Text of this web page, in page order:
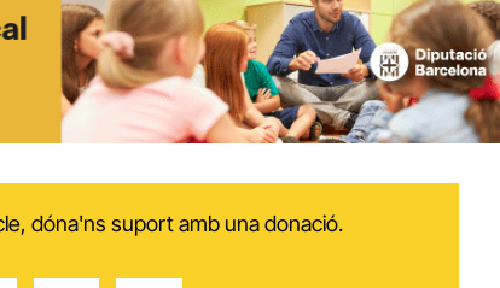
dóna'ns suport amb una donació.